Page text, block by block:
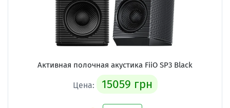
Активная полочная акустика FiiO SP3 Black
Цена: 15059 грн